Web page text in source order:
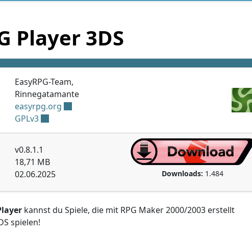
Player 3DS
EasyRPG-Team,
Rinnegatamante
easyrpg.org
GPLv3
v0.8.1.1
18,71 MB
02.06.2025 Downloads: 1.484
kannst du Spiele, die mit RPG Maker 2000/2003 erstellt
spielen!